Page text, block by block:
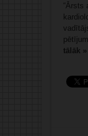
“Ārsts
tālāk »